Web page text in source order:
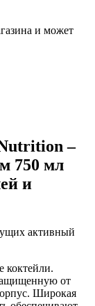
и может
–
750 мл
и
активный
коктейли.
от
Широкая